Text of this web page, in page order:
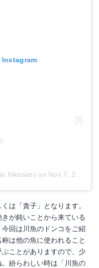
on Nov 7, 2018 at 9:29pm PST
は「貪子」となります。
が鈍いことから来ている
回は川魚のドンコをご紹
は他の魚に使われること
ことがありますので、少
紛らわしい時は「川魚の